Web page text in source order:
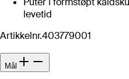
levetid
Artikkelnr.403779001
Mål